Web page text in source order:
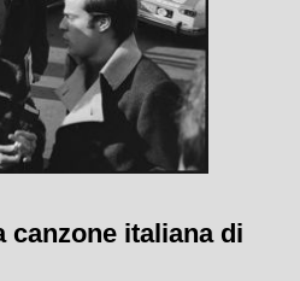
canzone italiana di